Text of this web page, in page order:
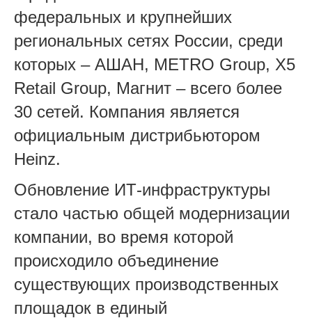
федеральных и крупнейших
региональных сетях России, среди
которых – АШАН, METRO Group, X5
Retail Group, Магнит – всего более
30 сетей. Компания является
официальным дистрибьютором
Heinz.
Обновление ИТ-инфраструктуры
стало частью общей модернизации
компании, во время которой
происходило объединение
существующих производственных
площадок в единый